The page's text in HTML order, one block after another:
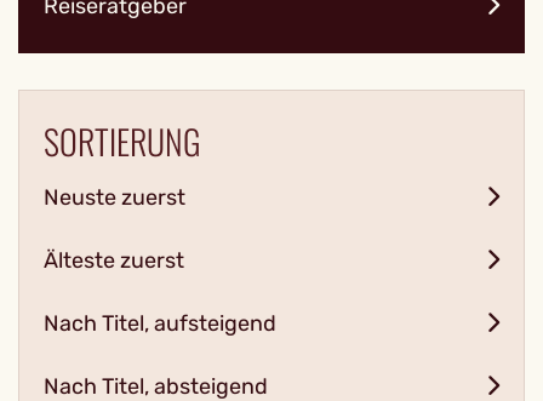
Reiseratgeber
SORTIERUNG
Neuste zuerst
Älteste zuerst
Nach Titel, aufsteigend
Nach Titel, absteigend